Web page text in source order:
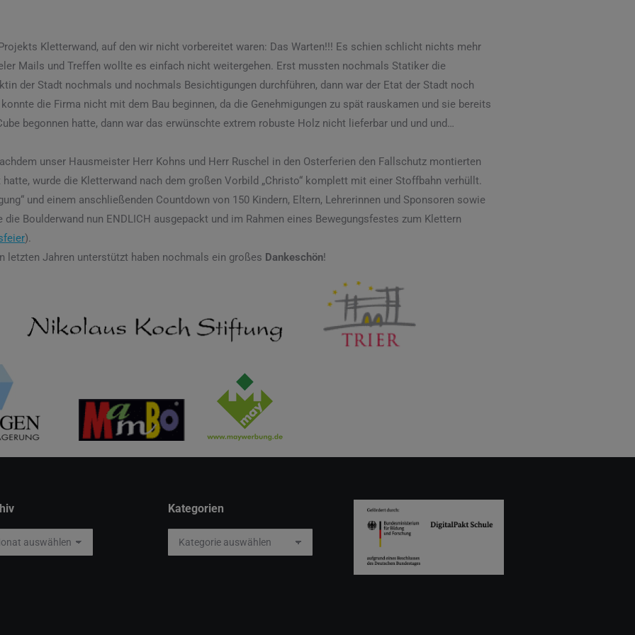
Kletterwand, auf den wir nicht vorbereitet waren: Das Warten!!! Es schien schlicht nichts mehr
Mails und Treffen wollte es einfach nicht weitergehen. Erst mussten nochmals Statiker die
der Stadt nochmals und nochmals Besichtigungen durchführen, dann war der Etat der Stadt noch
die Firma nicht mit dem Bau beginnen, da die Genehmigungen zu spät rauskamen und sie bereits
begonnen hatte, dann war das erwünschte extrem robuste Holz nicht lieferbar und und und…
unser Hausmeister Herr Kohns und Herr Ruschel in den Osterferien den Fallschutz montierten
wurde die Kletterwand nach dem großen Vorbild „Christo“ komplett mit einer Stoffbahn verhüllt.
und einem anschließenden Countdown von 150 Kindern, Eltern, Lehrerinnen und Sponsoren sowie
Boulderwand nun ENDLICH ausgepackt und im Rahmen eines Bewegungsfestes zum Klettern
).
letzten Jahren unterstützt haben nochmals ein großes Dankeschön!
Kategorien
Kategorien